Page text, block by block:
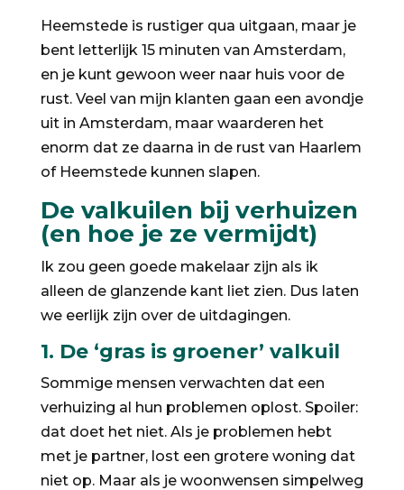
Heemstede is rustiger qua uitgaan, maar je
bent letterlijk 15 minuten van Amsterdam,
en je kunt gewoon weer naar huis voor de
rust. Veel van mijn klanten gaan een avondje
uit in Amsterdam, maar waarderen het
enorm dat ze daarna in de rust van Haarlem
of Heemstede kunnen slapen.
De valkuilen bij verhuizen
(en hoe je ze vermijdt)
Ik zou geen goede makelaar zijn als ik
alleen de glanzende kant liet zien. Dus laten
we eerlijk zijn over de uitdagingen.
1. De ‘gras is groener’ valkuil
Sommige mensen verwachten dat een
verhuizing al hun problemen oplost. Spoiler:
dat doet het niet. Als je problemen hebt
met je partner, lost een grotere woning dat
niet op. Maar als je woonwensen simpelweg